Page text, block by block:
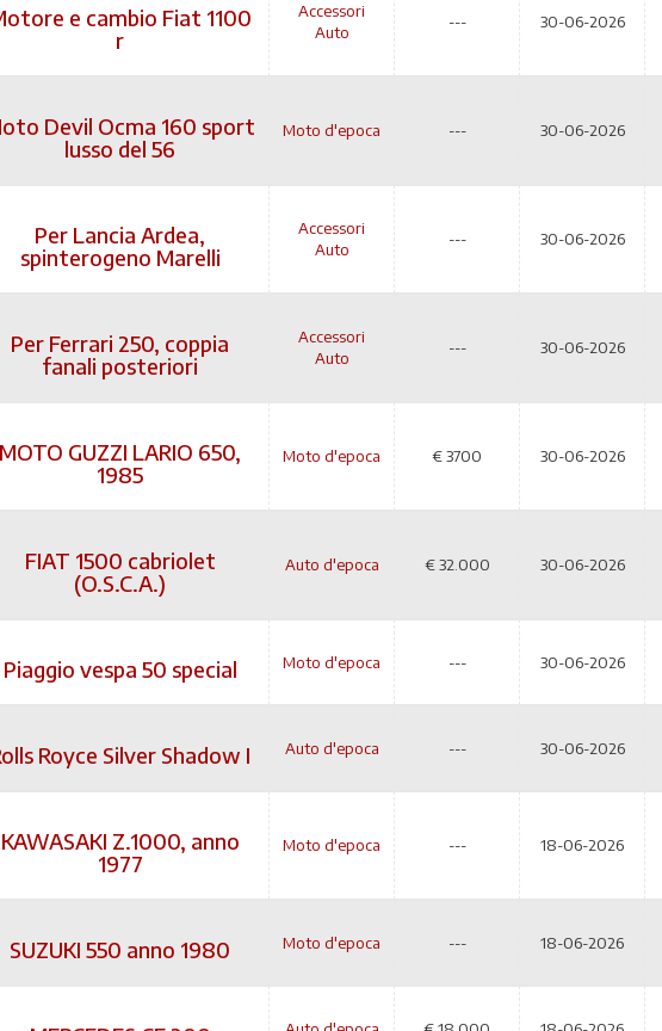
e cambio Fiat 1100
r
Accessori
Auto
--- 30-06-2026
Devil Ocma 160 sport
lusso del 56
Moto d'epoca --- 30-06-2026
Per Lancia Ardea,
spinterogeno Marelli
Accessori
Auto
--- 30-06-2026
Per Ferrari 250, coppia
fanali posteriori
Accessori
Auto
--- 30-06-2026
MOTO GUZZI LARIO 650,
1985
Moto d'epoca €3700 30-06-2026
FIAT 1500 cabriolet
(O.S.C.A.)
Auto d'epoca € 32.000 30-06-2026
Piaggio vespa 50 special Moto d'epoca --- 30-06-2026
Royce Silver Shadow I Auto d'epoca --- 30-06-2026
KAWASAKI Z.1000, anno
1977
Moto d'epoca --- 18-06-2026
SUZUKI 550 anno 1980 Moto d'epoca --- 18-06-2026